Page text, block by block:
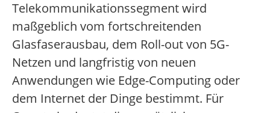
Telekommunikationssegment wird
maßgeblich vom fortschreitenden
Glasfaserausbau, dem Roll-out von 5G-
Netzen und langfristig von neuen
Anwendungen wie Edge-Computing oder
dem Internet der Dinge bestimmt. Für